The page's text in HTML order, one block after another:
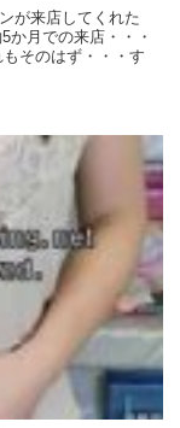
が来店してくれた
か月での来店・・・
そのはず・・・す